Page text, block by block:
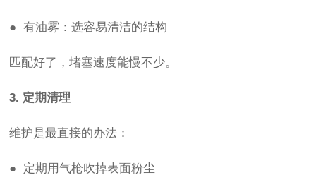
● 有油雾：选容易清洁的结构
匹配好了，堵塞速度能慢不少。
3. 定期清理
维护是最直接的办法：
● 定期用气枪吹掉表面粉尘